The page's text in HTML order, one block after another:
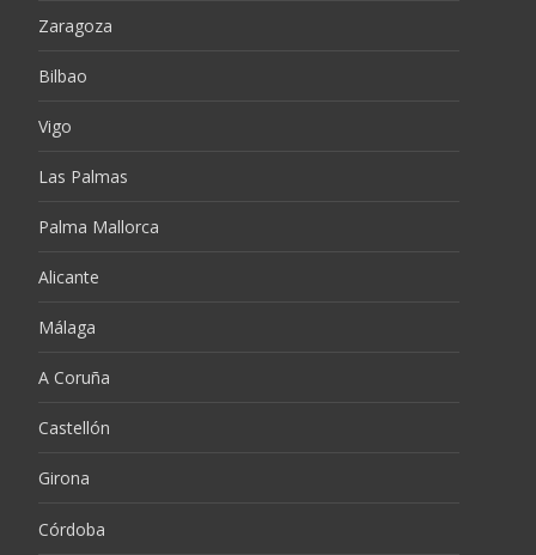
Zaragoza
Bilbao
Vigo
Las Palmas
Palma Mallorca
Alicante
Málaga
A Coruña
Castellón
Girona
Córdoba